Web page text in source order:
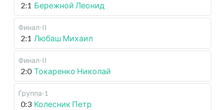
2:1 Бережной Леонид
Финал-II
2:1 Любаш Михаил
Финал-II
2:0 Токаренко Николай
Группа-1
0:3 Колесник Петр